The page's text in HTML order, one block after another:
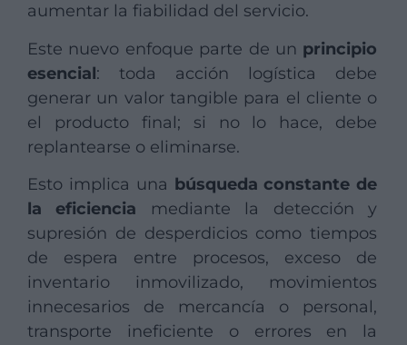
aumentar la fiabilidad del servicio.
Este nuevo enfoque parte de un principio
esencial: toda acción logística debe
generar un valor tangible para el cliente o
el producto final; si no lo hace, debe
replantearse o eliminarse.
Esto implica una búsqueda constante de
la eficiencia mediante la detección y
supresión de desperdicios como tiempos
de espera entre procesos, exceso de
inventario inmovilizado, movimientos
innecesarios de mercancía o personal,
transporte ineficiente o errores en la